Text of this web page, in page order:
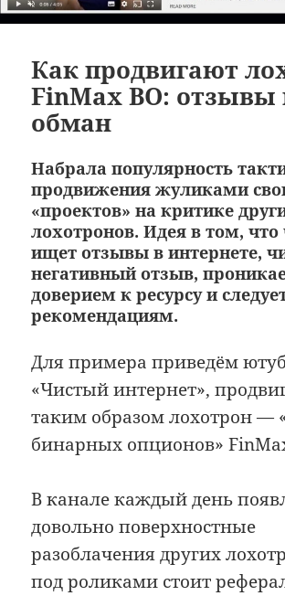
Как продвигают
FinMax BO: отзывы
обман
Набрала популярность
продвижения жуликами
«проектов» на критике
лохотронов. Идея в том, что
ищет отзывы в интернете,
негативный отзыв,
доверием к ресурсу и
рекомендациям.
Для примера приведём
«Чистый интернет»,
таким образом лохотрон —
бинарных опционов»
В канале каждый день
довольно поверхностные
разоблачения других
под роликами стоит